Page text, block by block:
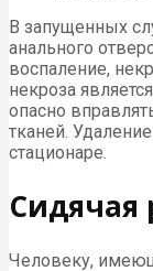
В запущенных
анального
воспаление,
некроза
опасно
тканей.
стационаре.
Сидячая
Человеку,